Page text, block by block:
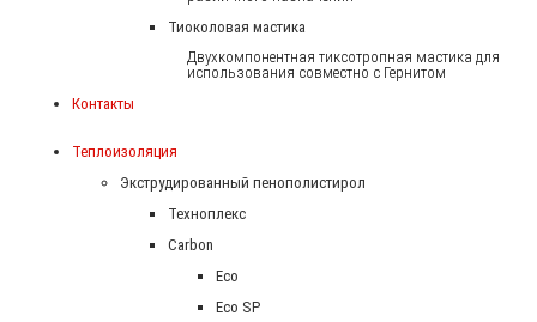
Тиоколовая мастика
Двухкомпонентная тиксотропная мастика для
использования совместно с Гернитом
Контакты
Теплоизоляция
Экструдированный пенополистирол
Техноплекс
Carbon
Eco
Eco SP